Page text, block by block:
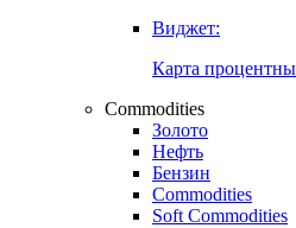
Виджет:
Карта
Commodities
Золото
Нефть
Бензин
Commodities
Soft Commodities